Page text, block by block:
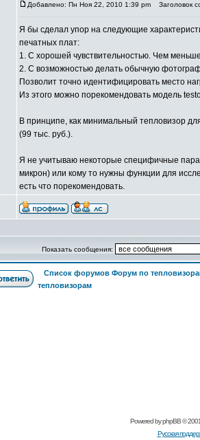
Добавлено: Пн Ноя 22, 2010 1:39 pm Заголовок
Я бы сделал упор на следующие
печатных плат:
1. С хорошей чувствительностью. Чем
2. С возможностью делать обычную
Позволит точно идентифицировать место
Из этого можно порекомендовать модель
В принципе, как минимальный тепловизор
(99 тыс. руб.).
Я не учитываю некоторые специфичные
микрон) или кому то нужны функции для
есть что порекомендовать.
Показать сообщения:
Список форумов Форум по
тепловизорам
Powered byphpBB©
Русская